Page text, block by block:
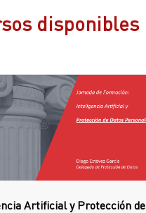
disponibles
Artificial y Protección de